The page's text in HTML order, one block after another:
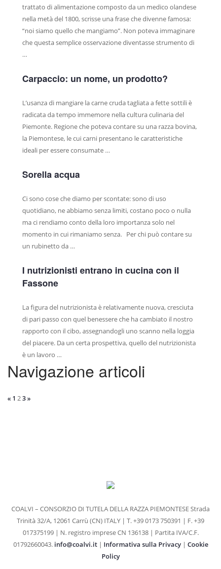
trattato di alimentazione composto da un medico olandese
nella metà del 1800, scrisse una frase che divenne famosa:
“noi siamo quello che mangiamo”. Non poteva immaginare
che questa semplice osservazione diventasse strumento di
…
Carpaccio: un nome, un prodotto?
L’usanza di mangiare la carne cruda tagliata a fette sottili è
radicata da tempo immemore nella cultura culinaria del
Piemonte. Regione che poteva contare su una razza bovina,
la Piemontese, le cui carni presentano le caratteristiche
ideali per essere consumate …
Sorella acqua
Ci sono cose che diamo per scontate: sono di uso
quotidiano, ne abbiamo senza limiti, costano poco o nulla
ma ci rendiamo conto della loro importanza solo nel
momento in cui rimaniamo senza. Per chi può contare su
un rubinetto da …
I nutrizionisti entrano in cucina con il
Fassone
La figura del nutrizionista è relativamente nuova, cresciuta
di pari passo con quel benessere che ha cambiato il nostro
rapporto con il cibo, assegnandogli uno scanno nella loggia
del piacere. Da un certa prospettiva, quello del nutrizionista
è un lavoro …
Navigazione articoli
« 1 23»
COALVI – CONSORZIO DI TUTELA DELLA RAZZA PIEMONTESE Strada
Trinità 32/A, 12061 Carrù (CN) ITALY | T. +39 0173 750391 | F. +39
017375199 | N. registro imprese CN 136138 | Partita IVA/C.F.
01792660043. info@coalvi.it| Informativa sulla Privacy| Cookie
Policy